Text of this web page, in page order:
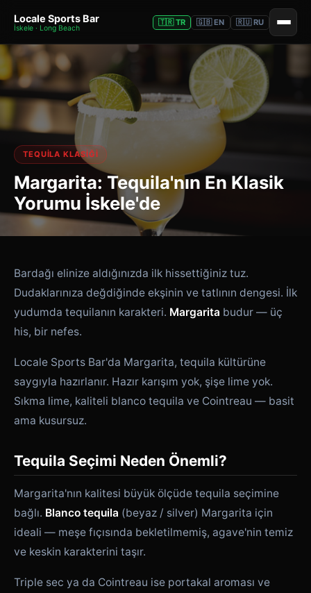
Locale Sports Bar
İskele · Long Beach
🇹🇷 TR 🇬🇧 EN 🇷🇺 RU
TEQUILA KLASIĞI
Margarita: Tequila'nın En Klasik
Yorumu İskele'de
Bardağı elinize aldığınızda ilk hissettiğiniz tuz.
Dudaklarınıza değdiğinde ekşinin ve tatlının dengesi. İlk
yudumda tequilanın karakteri. Margarita budur — üç
his, bir nefes.
Locale Sports Bar'da Margarita, tequila kültürüne
saygıyla hazırlanır. Hazır karışım yok, şişe lime yok.
Sıkma lime, kaliteli blanco tequila ve Cointreau — basit
ama kusursuz.
Tequila Seçimi Neden Önemli?
Margarita'nın kalitesi büyük ölçüde tequila seçimine
bağlı. Blanco tequila (beyaz / silver) Margarita için
ideali — meşe fıçısında bekletilmemiş, agave'nin temiz
ve keskin karakterini taşır.
Triple sec ya da Cointreau ise portakal aroması ve